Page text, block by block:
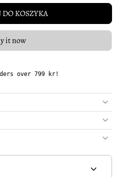
atopowej oraz po
DO KOSZYKA
it now
over 799 kr!
expand_more